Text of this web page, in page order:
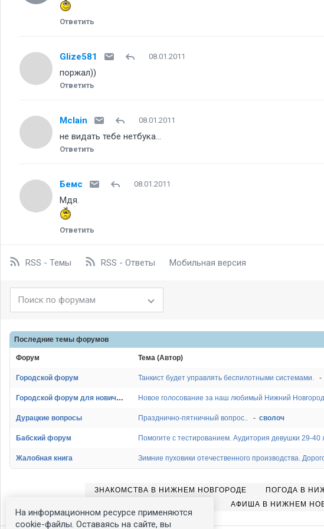
Ответить
Glize581 08.01.2011
поржал))
Ответить
Mclain 08.01.2011
не видать тебе нетбука...
Ответить
Бемс 08.01.2011
Мдя.
Ответить
RSS - Темы RSS - Ответы Мобильная версия
Последние темы форумов
Форум Тема (Автор)
Городской форум Танкист будет управлять беспилотными системами.
Городской форум для новичков Новое голосование за наш любимый Нижний
Дурацкие вопросы Празднично-пятничный вопрос.. -сволоч
Бабский форум Помогите с тестированием. Аудитория девушки 29-40
Жалобная книга Зимние пуховики отечественного производства.
ЗНАКОМСТВА В НИЖНЕМ НОВГОРОДЕ ПОГОДА В
АФИША В НИЖНЕМ
На информационном ресурсе применяются
cookie-файлы. Оставаясь на сайте, вы